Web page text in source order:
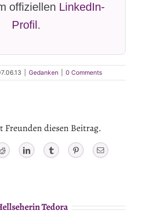
offiziellen LinkedIn-
Profil .
Gedanken 0 Comments
Freunden diesen Beitrag.
Reddit LinkedIn Tumblr PinterestEmail
Tedora